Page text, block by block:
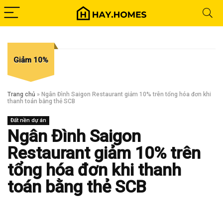
Giảm 10%
Trang chủ » Ngân Đình Saigon Restaurant giảm 10% trên tổng hóa đơn khi
thanh toán bằng thẻ SCB
Đất nền dự án
Ngân Đình Saigon
Restaurant giảm 10% trên
tổng hóa đơn khi thanh
toán bằng thẻ SCB